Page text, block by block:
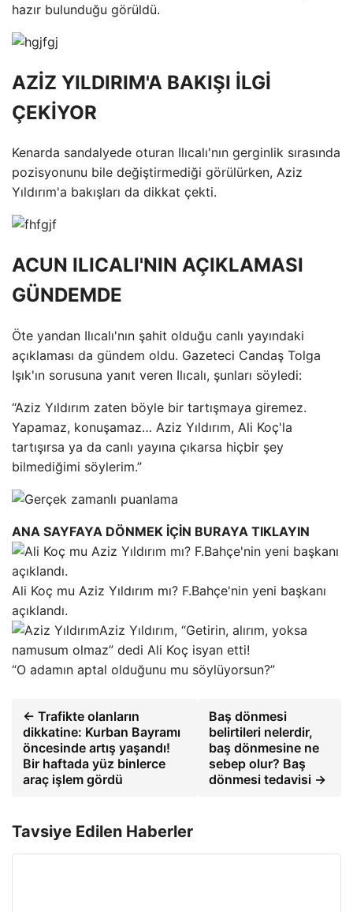
hazır bulunduğu görüldü.
AZİZ YILDIRIM'A BAKIŞI İLGİ
ÇEKİYOR
Kenarda sandalyede oturan Ilıcalı'nın gerginlik sırasında
pozisyonunu bile değiştirmediği görülürken, Aziz
Yıldırım'a bakışları da dikkat çekti.
ACUN ILICALI'NIN AÇIKLAMASI
GÜNDEMDE
Öte yandan Ilıcalı'nın şahit olduğu canlı yayındaki
açıklaması da gündem oldu. Gazeteci Candaş Tolga
Işık'ın sorusuna yanıt veren Ilıcalı, şunları söyledi:
“Aziz Yıldırım zaten böyle bir tartışmaya giremez.
Yapamaz, konuşamaz… Aziz Yıldırım, Ali Koç'la
tartışırsa ya da canlı yayına çıkarsa hiçbir şey
bilmediğimi söylerim.”
ANA SAYFAYA DÖNMEK İÇİN BURAYA TIKLAYIN
Ali Koç mu Aziz Yıldırım mı? F.Bahçe'nin yeni başkanı
açıklandı.
Aziz Yıldırım, “Getirin, alırım, yoksa
namusum olmaz” dedi Ali Koç isyan etti!
“O adamın aptal olduğunu mu söylüyorsun?”
← Trafikte olanların
dikkatine: Kurban Bayramı
öncesinde artış yaşandı!
Bir haftada yüz binlerce
araç işlem gördü
Baş dönmesi
belirtileri nelerdir,
baş dönmesine ne
sebep olur? Baş
dönmesi tedavisi →
Tavsiye Edilen Haberler